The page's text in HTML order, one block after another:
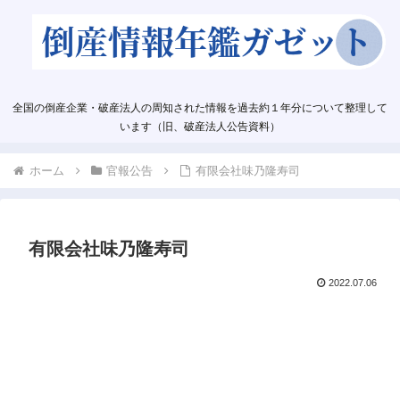
全国の倒産企業・破産法人の周知された情報を過去約１年分について整理して
います（旧、破産法人公告資料）
ホーム 官報公告 有限会社味乃隆寿司
有限会社味乃隆寿司
2022.07.06